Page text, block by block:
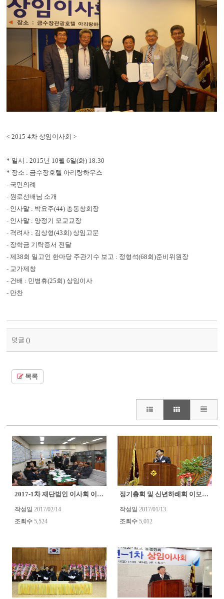
< 2015-4차 상임이사회 >
* 일시 : 2015년 10월 6일(화) 18:30
* 장소 : 금수장호텔 아리랑하우스
- 국민의례
- 원로선배님 소개
- 인사말 : 박요주(44) 총동창회장
- 인사말 : 양정기 모교교장
- 격려사 : 김상형(43회) 상임고문
- 장학금 기탁증서 전달
- 제38회 일고인 한마당 주관기수 보고 : 정형석(68회)준비위원장
- 교가제창
- 건배 : 민병휴(25회) 상임이사
- 만찬
덧글 ()
목록
2017-1차 재단법인 이사회 이모조모 (0)
작성일 2017/02/14
조회수5,524
정기총회 및 신년하례회 이모조모
작성일 2017/01/13
조회수 5,012